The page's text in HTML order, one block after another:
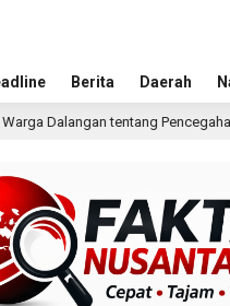
Berita Daerah
KDRT dan Komunikasi